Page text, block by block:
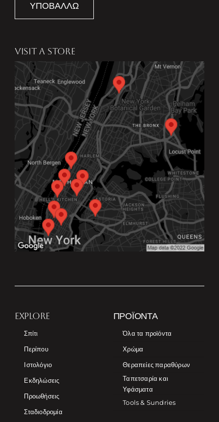
ΥΠΟΒΆΛΛΩ
VISIT A STORE
EXPLORE
Σπίτι
Περίπου
Ιστολόγιο
Εκδηλώσεις
Προωθήσεις
Σταδιοδρομία
ΠΡΟΪΌΝΤΑ
Όλα τα προϊόντα
Χρώμα
Θεραπείες παραθύρων
Ταπετσαρία και
Υφάσματα
Tools & Sundries